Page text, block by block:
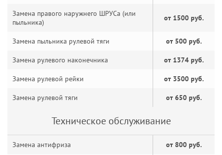
Замена правого наружнего ШРУСа (или
пыльника)
от 1500 руб.
Замена пыльника рулевой тяги от 500 руб.
Замена рулевого наконечника от 1374 руб.
Замена рулевой рейки от 3500 руб.
Замена рулевой тяги от 650 руб.
Техническое обслуживание
Замена антифриза от 800 руб.